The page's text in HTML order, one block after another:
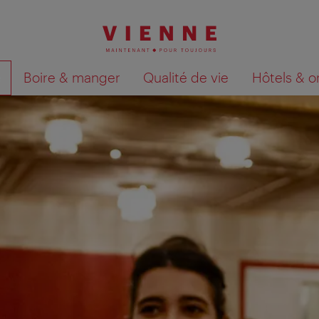
Boire & manger Qualité de vie Hôtels &
Afficher les résultats de la recherche sur la